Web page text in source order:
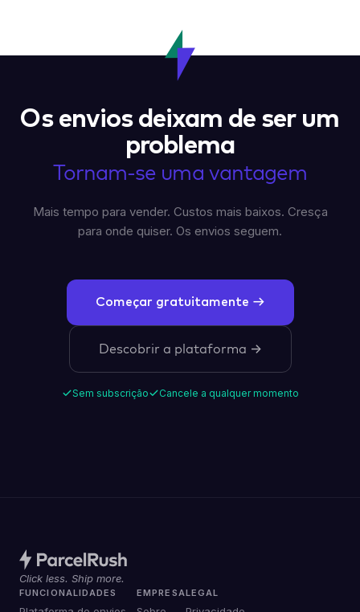
Os envios deixam de ser um
problema
Tornam-se uma vantagem
Mais tempo para vender. Custos mais baixos. Cresça
para onde quiser. Os envios seguem.
Começar gratuitamente →
Descobrir a plataforma →
Sem subscrição Cancele a qualquer momento
Click less. Ship more.
FUNCIONALIDADES EMPRESALEGAL